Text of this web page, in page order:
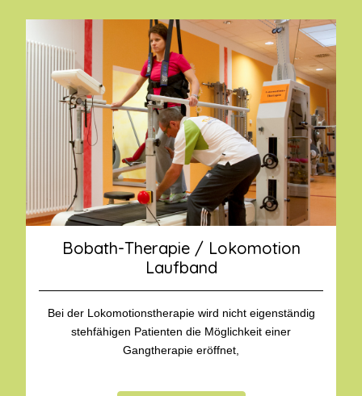
Bobath-Therapie / Lokomotion
Laufband
Bei der Lokomotionstherapie wird nicht eigenständig
stehfähigen Patienten die Möglichkeit einer
Gangtherapie eröffnet,